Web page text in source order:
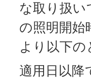
な取り扱い
の照明開始
より以下
適用日以降